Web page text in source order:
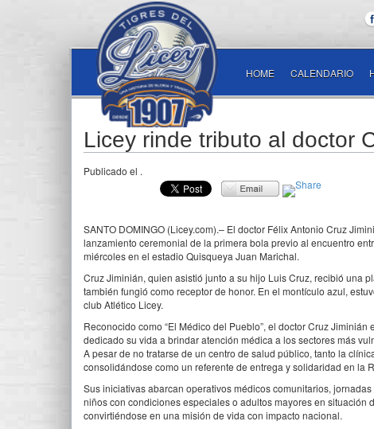
HOME CALENDARIO
Licey rinde tributo al doctor
Publicado el .
SANTO DOMINGO (Licey.com).– El doctor Félix Antonio Cruz
lanzamiento ceremonial de la primera bola previo al encuentro
miércoles en el estadio Quisqueya Juan Marichal.
Cruz Jiminián, quien asistió junto a su hijo Luis Cruz, recibió una
también fungió como receptor de honor. En el montículo azul,
club Atlético Licey.
Reconocido como “El Médico del Pueblo”, el doctor Cruz
dedicado su vida a brindar atención médica a los sectores más
A pesar de no tratarse de un centro de salud público, tanto la
consolidándose como un referente de entrega y solidaridad en la
Sus iniciativas abarcan operativos médicos comunitarios,
niños con condiciones especiales o adultos mayores en
convirtiéndose en una misión de vida con impacto nacional.